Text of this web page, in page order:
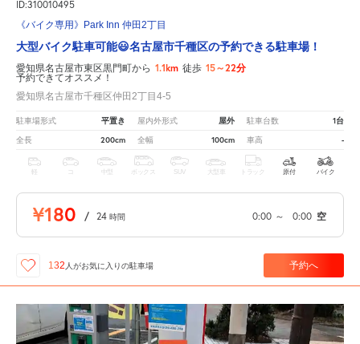
ID:310010495
《バイク専用》Park Inn 仲田2丁目
大型バイク駐車可能😃名古屋市千種区の予約できる駐車場！
愛知県名古屋市東区黒門町から 1.1km 徒歩 15～22分
予約できてオススメ！
愛知県名古屋市千種区仲田2丁目4-5
駐車場形式 平置き 屋内外形式 屋外 駐車台数 1台
全長 200cm 全幅 100cm 車高 -
軽 中型 ボックス SUV 大型車 トラック 原付 バイク
¥180 / 24 時間 0:00 ～ 0:00 空
132 人がお気に入りの駐車場 予約へ